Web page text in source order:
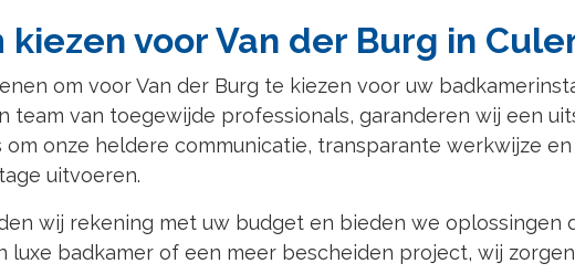
kiezen voor Van der Burg in
om voor Van der Burg te kiezen voor uw
team van toegewijde professionals, garanderen wij een
om onze heldere communicatie, transparante werkwijze
uitvoeren.
wij rekening met uw budget en bieden we
luxe badkamer of een meer bescheiden project, wij